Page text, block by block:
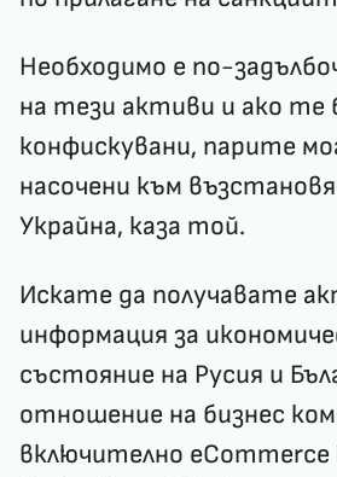
Необходимо е по-
на тези активи и ако те
конфискувани, парите
насочени към
Украйна, каза той.
Искате да получавате
информация за
състояние на Русия и
отношение на бизнес
включително